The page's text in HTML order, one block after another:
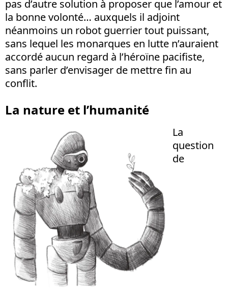
pas d’autre solution à proposer que l’amour et
la bonne volonté… auxquels il adjoint
néanmoins un robot guerrier tout puissant,
sans lequel les monarques en lutte n’auraient
accordé aucun regard à l’héroïne pacifiste,
sans parler d’envisager de mettre fin au
conflit.
La nature et l’humanité
La
question
de